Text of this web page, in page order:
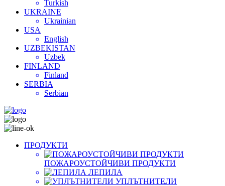
Turkish
UKRAINE
Ukrainian
USA
English
UZBEKISTAN
Uzbek
FINLAND
Finland
SERBIA
Serbian
ПРОДУКТИ
ПОЖАРОУСТОЙЧИВИ ПРОДУКТИ
ЛЕПИЛА
УПЛЪТНИТЕЛИ